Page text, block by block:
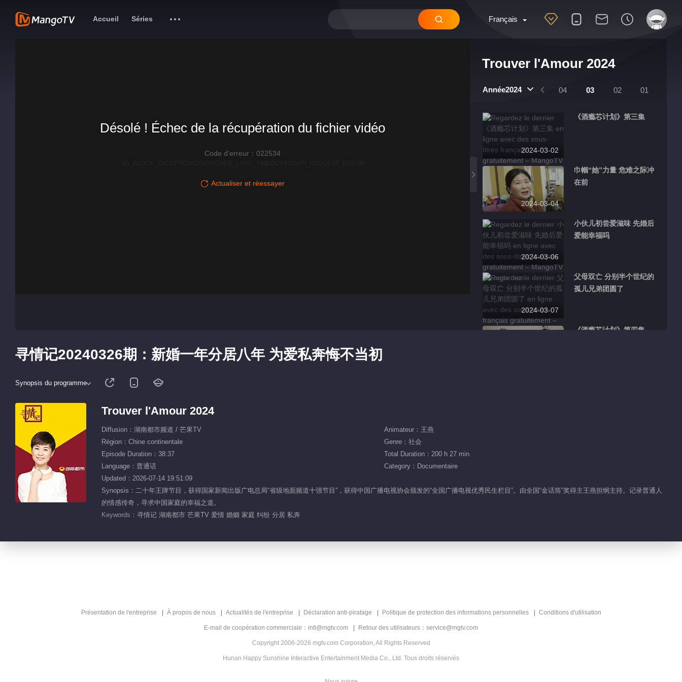
Français
Accueil Séries
Trouver l'Amour 2024
Année2024
07 06 05 04 03 02 01
2024-03-02
《酒瘾芯计划》第三集
2024-03-04
巾帼“她”力量 危难之际冲
在前
2024-03-06
小伙儿初尝爱滋味 先婚后
爱能幸福吗
2024-03-07
父母双亡 分别半个世纪的
孤儿兄弟团圆了
《酒瘾芯计划》第四集
辗转湘鄂两地 拯救深陷传
六旬父亲金屋藏娇 一双儿
望
Désolé ! Échec de la récupération du fichier vidéo
Code d'erreur：022534
Actualiser et réessayer
寻情记20240326期：新婚一年分居八年 为爱私奔悔不当初
Synopsis du programme
Trouver l'Amour 2024
Diffusion：湖南都市频道 / 芒果TV
Animateur：王燕
Région：Chine continentale
Genre：社会
Episode Duration：38:37
Total Duration：200 h 27 min
Language：普通话
Category：Documentaire
Updated：2026-07-14 19:51:09
Synopsis：二十年王牌节目，获得国家新闻出版广电总局“省级地面频道十强节目”，获得中国广播电视协会颁发的“全国广播电视优秀民生栏目”。由全国“金话筒”奖得主王燕担纲主持。记录普通人
的情感传奇，寻求中国家庭的幸福之道。
Keywords： 寻情记 湖南都市 芒果TV 爱情 婚姻 家庭 纠纷 分居 私奔
Présentation de l'entreprise À propos de nous Actualités de l'entreprise Déclaration anti-piratage Politique de protection des informations personnelles Conditions d'utilisation
E-mail de coopération commerciale：intl@mgtv.com Retour des utilisateurs：service@mgtv.com
Copyright 2006-2026 mgtv.com Corporation, All Rights Reserved
Hunan Happy Sunshine Interactive Entertainment Media Co., Ltd. Tous droits réservés